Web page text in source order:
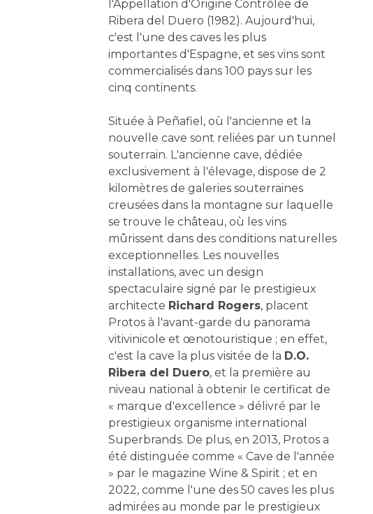
l'Appellation d'Origine Contrôlée de
Ribera del Duero (1982). Aujourd'hui,
c'est l'une des caves les plus
importantes d'Espagne, et ses vins sont
commercialisés dans 100 pays sur les
cinq continents.
Située à Peñafiel, où l'ancienne et la
nouvelle cave sont reliées par un tunnel
souterrain. L'ancienne cave, dédiée
exclusivement à l'élevage, dispose de 2
kilomètres de galeries souterraines
creusées dans la montagne sur laquelle
se trouve le château, où les vins
mûrissent dans des conditions naturelles
exceptionnelles. Les nouvelles
installations, avec un design
spectaculaire signé par le prestigieux
architecte Richard Rogers, placent
Protos à l'avant-garde du panorama
vitivinicole et œnotouristique ; en effet,
c'est la cave la plus visitée de la D.O.
Ribera del Duero, et la première au
niveau national à obtenir le certificat de
« marque d'excellence » délivré par le
prestigieux organisme international
Superbrands. De plus, en 2013, Protos a
été distinguée comme « Cave de l'année
» par le magazine Wine & Spirit ; et en
2022, comme l'une des 50 caves les plus
admirées au monde par le prestigieux